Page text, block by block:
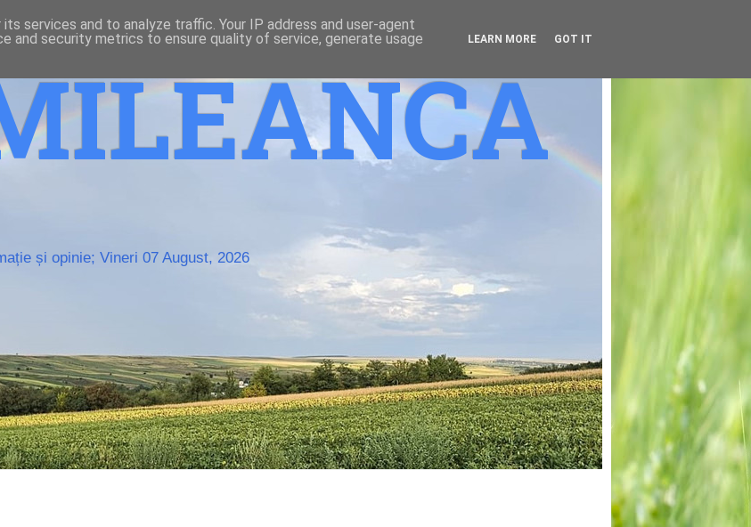
și opinie; Vineri 07 August, 2026
services and to analyze traffic. Your IP address and user-agent
and security metrics to ensure quality of service, generate usage
LEARN MORE GOT IT